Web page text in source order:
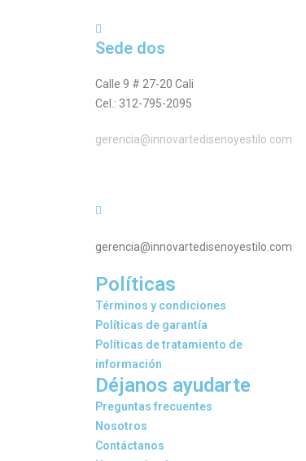
Sede dos
Calle 9 # 27-20 Cali
Cel.: 312-795-2095
gerencia@innovartedisenoyestilo.com
gerencia@innovartedisenoyestilo.com
Políticas
Términos y condiciones
Políticas de garantía
Políticas de tratamiento de
información
Déjanos ayudarte
Preguntas frecuentes
Nosotros
Contáctanos